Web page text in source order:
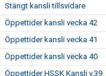
Stängt kansli tillsvidare
Öppettider kansli vecka 42
Öppettider kansli vecka 41
Öppettider kansli vecka 40
Öppettider HSSK Kansli v.39